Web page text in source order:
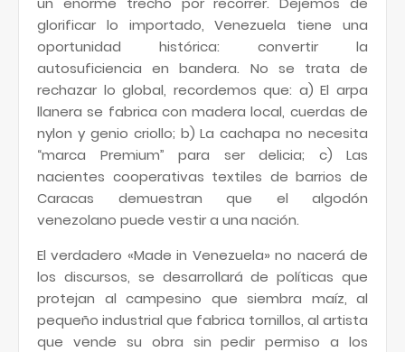
glorificar lo importado, Venezuela tiene una
oportunidad histórica: convertir la
autosuficiencia en bandera. No se trata de
rechazar lo global, recordemos que: a) El arpa
llanera se fabrica con madera local, cuerdas de
nylon y genio criollo; b) La cachapa no necesita
“marca Premium” para ser delicia; c) Las
nacientes cooperativas textiles de barrios de
Caracas demuestran que el algodón
venezolano puede vestir a una nación.
El verdadero «Made in Venezuela» no nacerá de
los discursos, se desarrollará de políticas que
protejan al campesino que siembra maíz, al
pequeño industrial que fabrica tornillos, al artista
que vende su obra sin pedir permiso a los